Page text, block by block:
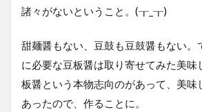
諸々がないということ。(┰_┰)
甜麺醤もない、豆鼓も豆鼓醤もない。
に必要な豆板醤は取り寄せてみた美味
板醤という本物志向のがあって、美味
あったので、作ることに。